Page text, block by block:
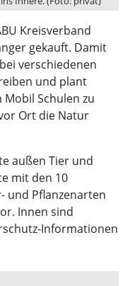
Kreisverband
gekauft. Damit
verschiedenen
und plant
Schulen zu
Ort die Natur
außen Tier und
mit den 10
und Pflanzenarten
Innen sind
Informationen